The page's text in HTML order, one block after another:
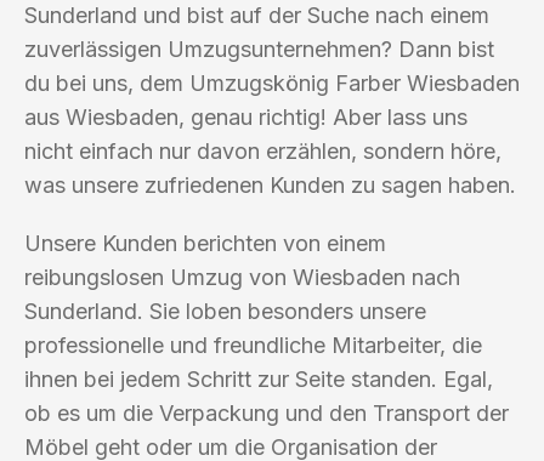
Sunderland und bist auf der Suche nach einem
zuverlässigen Umzugsunternehmen? Dann bist
du bei uns, dem Umzugskönig Farber Wiesbaden
aus Wiesbaden, genau richtig! Aber lass uns
nicht einfach nur davon erzählen, sondern höre,
was unsere zufriedenen Kunden zu sagen haben.
Unsere Kunden berichten von einem
reibungslosen Umzug von Wiesbaden nach
Sunderland. Sie loben besonders unsere
professionelle und freundliche Mitarbeiter, die
ihnen bei jedem Schritt zur Seite standen. Egal,
ob es um die Verpackung und den Transport der
Möbel geht oder um die Organisation der